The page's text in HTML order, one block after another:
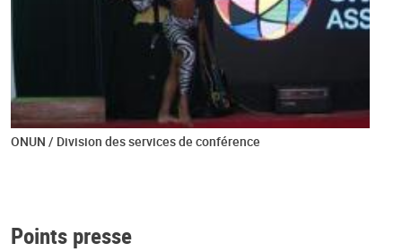
ONUN / Division des services de conférence
Points presse